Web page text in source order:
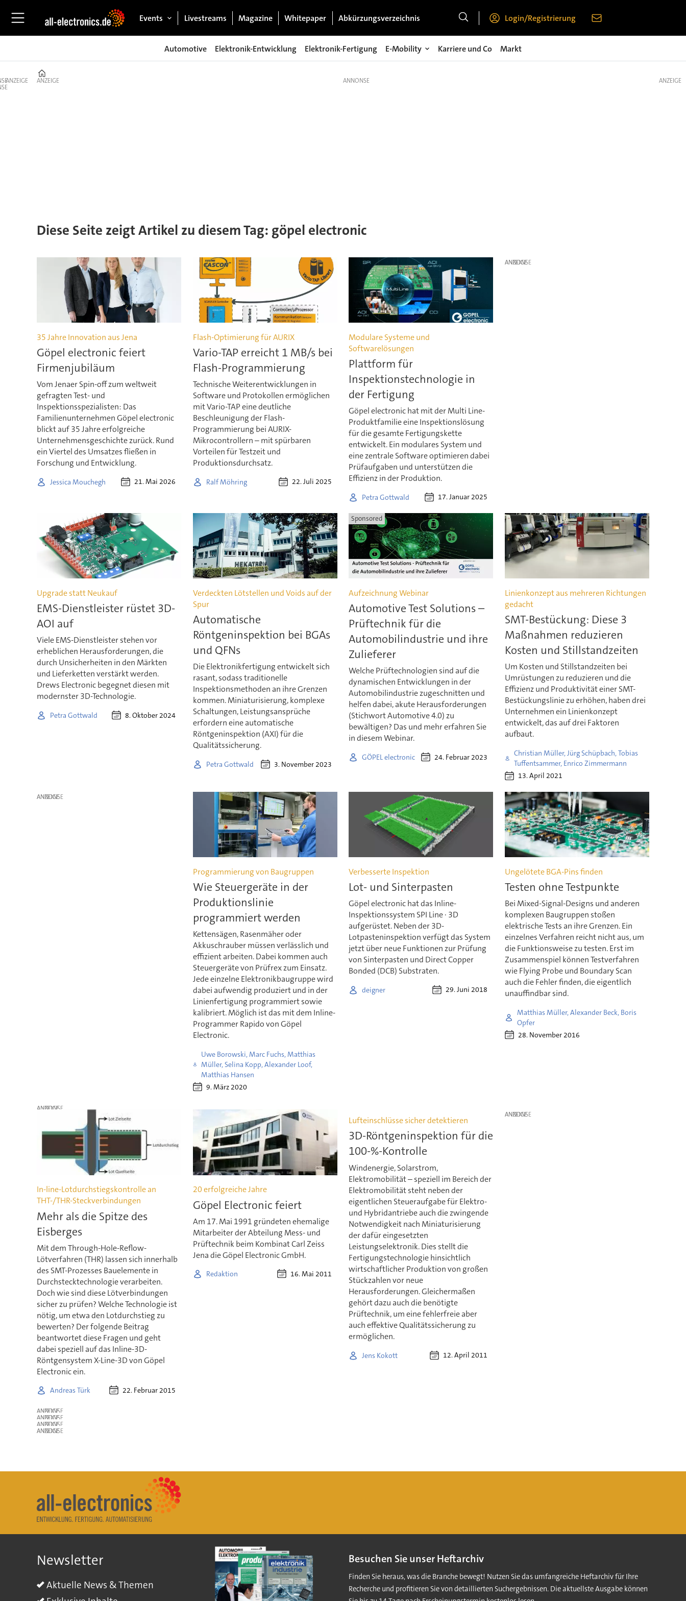
Events Livestreams Magazine Whitepaper Abkürzungsverzeichnis Login/Registrierung
Automotive Elektronik-Entwicklung Elektronik-Fertigung E-Mobility Karriere und Co Markt
ANZEIGE ANZEIGE
Diese Seite zeigt Artikel zu diesem Tag: göpel electronic
35 Jahre Innovation aus Jena
Göpel electronic feiert
Firmenjubiläum
Vom Jenaer Spin-off zum weltweit
gefragten Test- und
Inspektionsspezialisten: Das
Familienunternehmen Göpel electronic
blickt auf 35 Jahre erfolgreiche
Unternehmensgeschichte zurück. Rund
ein Viertel des Umsatzes fließen in
Forschung und Entwicklung.
Jessica Mouchegh 21. Mai 2026
Flash-Optimierung für AURIX
Vario-TAP erreicht 1 MB/s bei
Flash-Programmierung
Technische Weiterentwicklungen in
Software und Protokollen ermöglichen
mit Vario-TAP eine deutliche
Beschleunigung der Flash-
Programmierung bei AURIX-
Mikrocontrollern – mit spürbaren
Vorteilen für Testzeit und
Produktionsdurchsatz.
Ralf Möhring 22. Juli 2025
Modulare Systeme und
Softwarelösungen
Plattform für
Inspektionstechnologie in
der Fertigung
Göpel electronic hat mit der Multi Line-
Produktfamilie eine Inspektionslösung
für die gesamte Fertigungskette
entwickelt. Ein modulares System und
eine zentrale Software optimieren dabei
Prüfaufgaben und unterstützen die
Effizienz in der Produktion.
Petra Gottwald 17. Januar 2025
ANZEIGE
Upgrade statt Neukauf
EMS-Dienstleister rüstet 3D-
AOI auf
Viele EMS-Dienstleister stehen vor
erheblichen Herausforderungen, die
durch Unsicherheiten in den Märkten
und Lieferketten verstärkt werden.
Drews Electronic begegnet diesen mit
modernster 3D-Technologie.
Petra Gottwald 8. Oktober 2024
Verdeckten Lötstellen und Voids auf der
Spur
Automatische
Röntgeninspektion bei BGAs
und QFNs
Die Elektronikfertigung entwickelt sich
rasant, sodass traditionelle
Inspektionsmethoden an ihre Grenzen
kommen. Miniaturisierung, komplexe
Schaltungen, Leistungsansprüche
erfordern eine automatische
Röntgeninspektion (AXI) für die
Qualitätssicherung.
Petra Gottwald 3. November 2023
Sponsored
Aufzeichnung Webinar
Automotive Test Solutions –
Prüftechnik für die
Automobilindustrie und ihre
Zulieferer
Welche Prüftechnologien sind auf die
dynamischen Entwicklungen in der
Automobilindustrie zugeschnitten und
helfen dabei, akute Herausforderungen
(Stichwort Automotive 4.0) zu
bewältigen? Das und mehr erfahren Sie
in diesem Webinar.
GÖPEL electronic 24. Februar 2023
Linienkonzept aus mehreren Richtungen
gedacht
SMT-Bestückung: Diese 3
Maßnahmen reduzieren
Kosten und Stillstandzeiten
Um Kosten und Stillstandzeiten bei
Umrüstungen zu reduzieren und die
Effizienz und Produktivität einer SMT-
Bestückungslinie zu erhöhen, haben drei
Unternehmen ein Linienkonzept
entwickelt, das auf drei Faktoren
aufbaut.
Christian Müller, Jürg Schüpbach, Tobias
Tuffentsammer, Enrico Zimmermann
13. April 2021
ANZEIGE
Programmierung von Baugruppen
Wie Steuergeräte in der
Produktionslinie
programmiert werden
Kettensägen, Rasenmäher oder
Akkuschrauber müssen verlässlich und
effizient arbeiten. Dabei kommen auch
Steuergeräte von Prüfrex zum Einsatz.
Jede einzelne Elektronikbaugruppe wird
dabei aufwendig produziert und in der
Linienfertigung programmiert sowie
kalibriert. Möglich ist das mit dem Inline-
Programmer Rapido von Göpel
Electronic.
Uwe Borowski, Marc Fuchs, Matthias
Müller, Selina Kopp, Alexander Loof,
Matthias Hansen
9. März 2020
Verbesserte Inspektion
Lot- und Sinterpasten
Göpel electronic hat das Inline-
Inspektionssystem SPI Line · 3D
aufgerüstet. Neben der 3D-
Lotpasteninspektion verfügt das System
jetzt über neue Funktionen zur Prüfung
von Sinterpasten und Direct Copper
Bonded (DCB) Substraten.
deigner 29. Juni 2018
Ungelötete BGA-Pins finden
Testen ohne Testpunkte
Bei Mixed-Signal-Designs und anderen
komplexen Baugruppen stoßen
elektrische Tests an ihre Grenzen. Ein
einzelnes Verfahren reicht nicht aus, um
die Funktionsweise zu testen. Erst im
Zusammenspiel können Testverfahren
wie Flying Probe und Boundary Scan
auch die Fehler finden, die eigentlich
unauffindbar sind.
Matthias Müller, Alexander Beck, Boris
Opfer
28. November 2016
ANZEIGE
In-line-Lotdurchstiegskontrolle an
THT-/THR-Steckverbindungen
Mehr als die Spitze des
Eisberges
Mit dem Through-Hole-Reflow-
Lötverfahren (THR) lassen sich innerhalb
des SMT-Prozesses Bauelemente in
Durchstecktechnologie verarbeiten.
Doch wie sind diese Lötverbindungen
sicher zu prüfen? Welche Technologie ist
nötig, um etwa den Lotdurchstieg zu
bewerten? Der folgende Beitrag
beantwortet diese Fragen und geht
dabei speziell auf das Inline-3D-
Röntgensystem X-Line-3D von Göpel
Electronic ein.
Andreas Türk 22. Februar 2015
20 erfolgreiche Jahre
Göpel Electronic feiert
Am 17. Mai 1991 gründeten ehemalige
Mitarbeiter der Abteilung Mess- und
Prüftechnik beim Kombinat Carl Zeiss
Jena die Göpel Electronic GmbH.
Redaktion 16. Mai 2011
Lufteinschlüsse sicher detektieren
3D-Röntgeninspektion für die
100-%-Kontrolle
Windenergie, Solarstrom,
Elektromobilität – speziell im Bereich der
Elektromobilität steht neben der
eigentlichen Steueraufgabe für Elektro-
und Hybridantriebe auch die zwingende
Notwendigkeit nach Miniaturisierung
der dafür eingesetzten
Leistungselektronik. Dies stellt die
Fertigungstechnologie hinsichtlich
wirtschaftlicher Produktion von großen
Stückzahlen vor neue
Herausforderungen. Gleichermaßen
gehört dazu auch die benötigte
Prüftechnik, um eine fehlerfreie aber
auch effektive Qualitätssicherung zu
ermöglichen.
Jens Kokott 12. April 2011
ANZEIGE
ANZEIGE
ANZEIGE
ANZEIGE
ANZEIGE
ANZEIGE
Newsletter
Aktuelle News & Themen
Besuchen Sie unser Heftarchiv
Finden Sie heraus, was die Branche bewegt! Nutzen Sie das umfangreiche Heftarchiv für Ihre
Recherche und profitieren Sie von detaillierten Suchergebnissen. Die aktuellste Ausgabe können